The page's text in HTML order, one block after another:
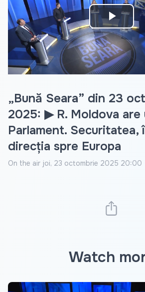
Play
„Bună Seara” din 23
2025: ▶ R. Moldova are
Parlament. Securitatea,
direcția spre Europa
On the air joi, 23 octombrie 2025 20:00
Watch